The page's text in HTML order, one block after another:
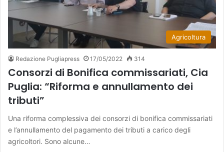
Agricoltura
Redazione Pugliapress 17/05/2022 314
Consorzi di Bonifica commissariati, Cia
Puglia: “Riforma e annullamento dei
tributi”
Una riforma complessiva dei consorzi di bonifica commissariati
e l’annullamento del pagamento dei tributi a carico degli
agricoltori. Sono alcune…